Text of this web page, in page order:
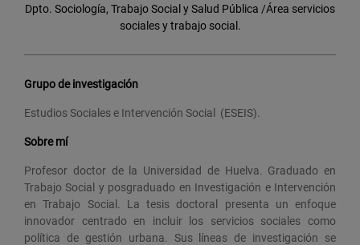
Dpto. Sociología, Trabajo Social y Salud Pública /Área servicios
sociales y trabajo social.
Grupo de investigación
Estudios Sociales e Intervención Social (ESEIS).
Sobre mí
Profesor doctor de la Universidad de Huelva. Graduado en
Trabajo Social y posgraduado en Investigación e Intervención
en Trabajo Social. La tesis doctoral presenta un enfoque
innovador centrado en incluir los servicios sociales como
política de gestión urbana. Sus líneas de investigación se